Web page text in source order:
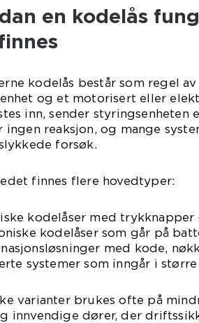
en kodelås
kodelås består som regel
og et motorisert eller
inn, sender styringsenheten
ingen reaksjon, og mange
forsøk.
finnes flere hovedtyper:
kodelåser med
kodelåser som går på
med kode,
systemer som inngår i
varianter brukes ofte på
innvendige dører, der